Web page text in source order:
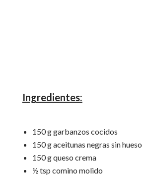
Ingredientes:
150 g garbanzos cocidos
150 g aceitunas negras sin hueso
150 g queso crema
½ tsp comino molido